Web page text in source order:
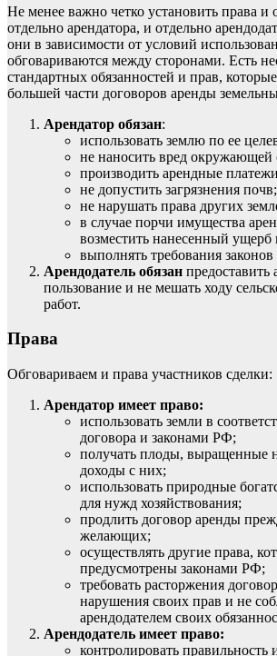
Не менее важно четко установить права и
отдельно арендатора, и отдельно
они в зависимости от условий
обговариваются между сторонами. Есть
стандартных обязанностей и прав,
большей части договоров аренды
Арендатор обязан:
использовать землю по ее
не наносить вред окружающей
производить арендные
не допустить загрязнения почв;
не нарушать права других
в случае порчи имущества
возместить нанесенный
выполнять требования
Арендодатель обязан предоставить
пользование и не мешать ходу
работ.
Права
Обговариваем и права участников сделки:
Арендатор имеет право:
использовать земли в
договора и законами РФ;
получать плоды, выращенные
доходы с них;
использовать природные
для нужд хозяйствования;
продлить договор аренды
желающих;
осуществлять другие права,
предусмотрены законами РФ;
требовать расторжения
нарушения своих прав и не
арендодателем своих
Арендодатель имеет право:
контролировать правильность